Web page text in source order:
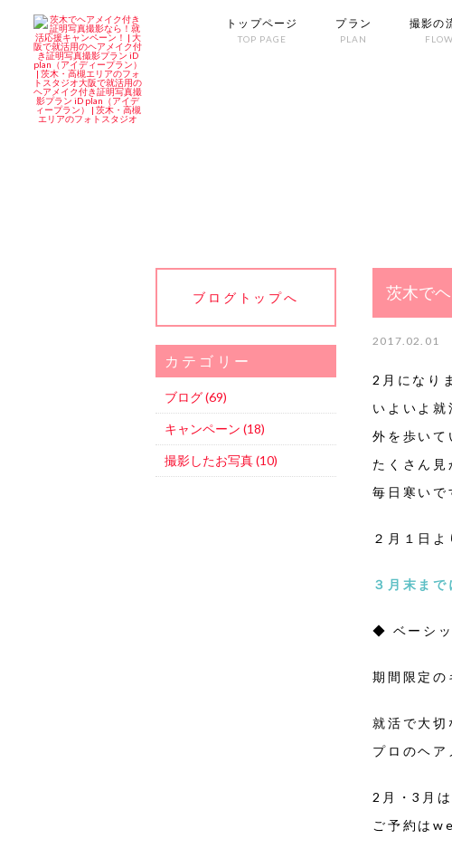
トップページ
TOP PAGE
プラン
PLAN
撮影の
FLOW
茨木で
2017.02.01
2月になり
いよいよ就
外を歩いて
たくさん見
毎日寒いで
２月１日
３月末ま
◆ ベーシ
期間限定の
就活で大切
プロのヘ
2月・3月
ご予約は
ブログトップへ
カテゴリー
ブログ (69)
キャンペーン (18)
撮影したお写真 (10)